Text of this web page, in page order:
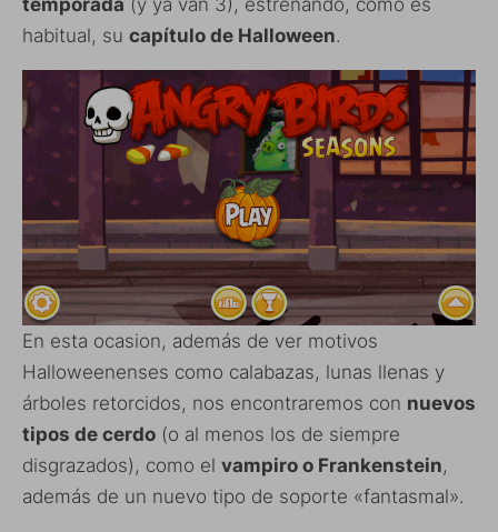
temporada (y ya van 3), estrenando, como es
habitual, su capítulo de Halloween.
En esta ocasion, además de ver motivos
Halloweenenses como calabazas, lunas llenas y
árboles retorcidos, nos encontraremos con nuevos
tipos de cerdo (o al menos los de siempre
disgrazados), como el vampiro o Frankenstein,
además de un nuevo tipo de soporte «fantasmal».